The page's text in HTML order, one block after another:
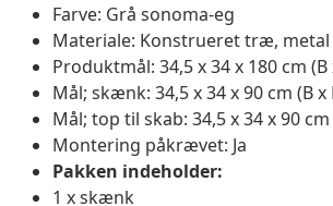
Farve: Grå sonoma-eg
Materiale: Konstrueret træ, metal
Produktmål: 34,5 x 34 x 180 cm (B
Mål; skænk: 34,5 x 34 x 90 cm (B x
Mål; top til skab: 34,5 x 34 x 90 cm
Montering påkrævet: Ja
Pakken indeholder:
1 x skænk